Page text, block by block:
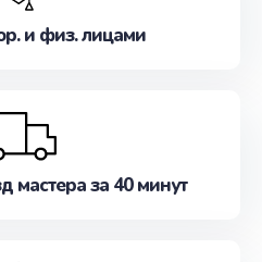
и физ. лицами
мастера за 40 минут